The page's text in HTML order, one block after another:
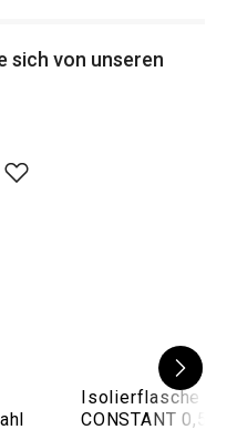
Der TESCOMA-
Auto und eignet sich
sich von unseren
Isolierflasche
CONSTANT 0,5